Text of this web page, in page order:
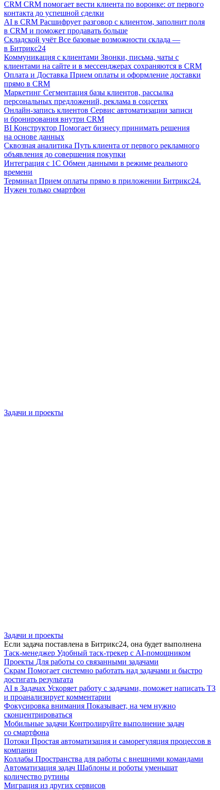
CRM CRM помогает вести клиента по воронке: от первого
контакта до успешной сделки
AI в CRM Расшифрует разговор с клиентом, заполнит поля
в CRM и поможет продавать больше
Складской учёт Все базовые возможности склада —
в Битрикс24
Коммуникация с клиентами Звонки, письма, чаты с
клиентами на сайте и в мессенджерах сохраняются в CRM
Оплата и Доставка Прием оплаты и оформление доставки
прямо в CRM
Маркетинг Сегментация базы клиентов, рассылка
персональных предложений, реклама в соцсетях
Онлайн-запись клиентов Сервис автоматизации записи
и бронирования внутри CRM
BI Конструктор Помогает бизнесу принимать решения
на основе данных
Сквозная аналитика Путь клиента от первого рекламного
объявления до совершения покупки
Интеграция с 1С Обмен данными в режиме реального
времени
Терминал Прием оплаты прямо в приложении Битрикс24.
Нужен только смартфон
Задачи и проекты
Задачи и проекты
Если задача поставлена в Битрикс24, она будет выполнена
Таск-менеджер Удобный таск-трекер с AI-помощником
Проекты Для работы со связанными задачами
Скрам Помогает системно работать над задачами и быстро
достигать результата
AI в Задачах Ускоряет работу с задачами, поможет написать ТЗ
и проанализирует комментарии
Фокусировка внимания Показывает, на чем нужно
сконцентрироваться
Мобильные задачи Контролируйте выполнение задач
со смартфона
Потоки Простая автоматизация и саморегуляция процессов в
компании
Коллабы Пространства для работы с внешними командами
Автоматизация задач Шаблоны и роботы уменьшат
количество рутины
Миграция из других сервисов